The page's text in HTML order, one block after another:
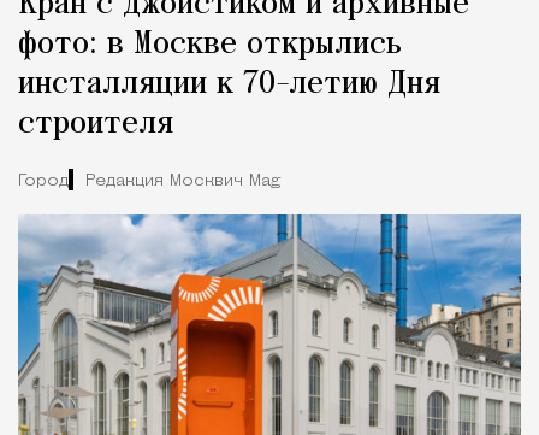
фото: в Москве открылись
инсталляции к 70-летию Дня
строителя
Город Редакция Москвич Mag